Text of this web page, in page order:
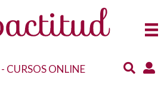
- CURSOS ONLINE